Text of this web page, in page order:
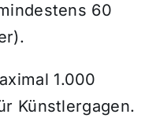
60
1.000
Künstlergagen.